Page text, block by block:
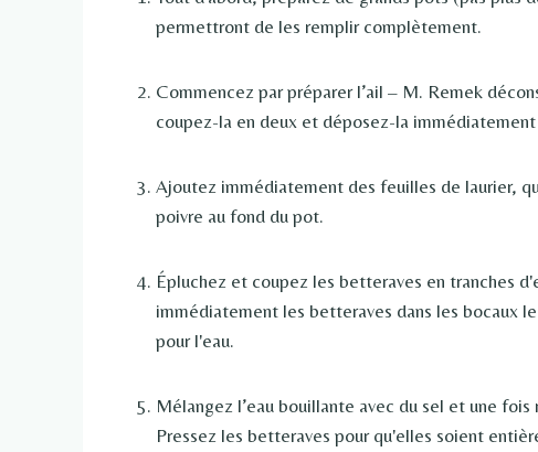
permettront de les remplir complètement.
Commencez par préparer l’ail – M. Remek
coupez-la en deux et déposez-la
Ajoutez immédiatement des feuilles de laurier,
poivre au fond du pot.
Épluchez et coupez les betteraves en tranches
immédiatement les betteraves dans les bocaux
pour l'eau.
Mélangez l’eau bouillante avec du sel et une
Pressez les betteraves pour qu'elles soient